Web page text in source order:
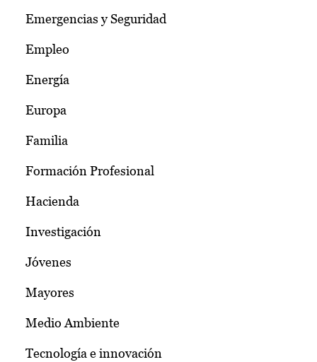
Emergencias y Seguridad
Empleo
Energía
Europa
Familia
Formación Profesional
Hacienda
Investigación
Jóvenes
Mayores
Medio Ambiente
Tecnología e innovación